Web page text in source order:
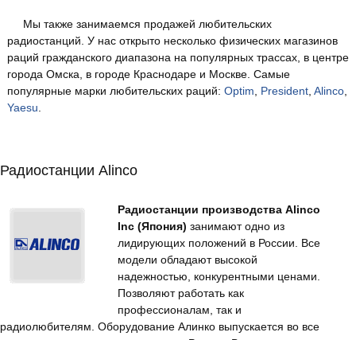
Мы также занимаемся продажей любительских
радиостанций. У нас открыто несколько физических магазинов
раций гражданского диапазона на популярных трассах, в центре
города Омска, в городе Краснодаре и Москве. Самые
популярные марки любительских раций: Optim President, Alinco,
Yaesu
Радиостанции Alinco
Радиостанции производства Alinco
Inc (Япония) занимают одно из
лидирующих положений в России. Все
модели обладают высокой
надежностью, конкурентными ценами.
Позволяют работать как
профессионалам, так и
радиолюбителям. Оборудование Алинко выпускается во все